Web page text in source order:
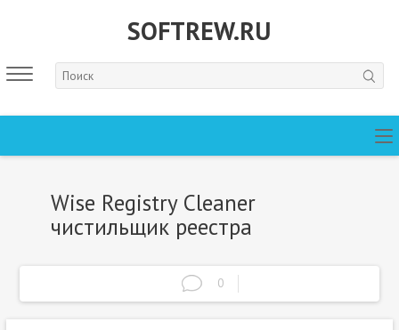
SOFTREW.RU
Wise Registry Cleaner
чистильщик реестра
0